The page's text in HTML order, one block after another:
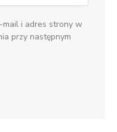
mail i adres strony w
przy następnym